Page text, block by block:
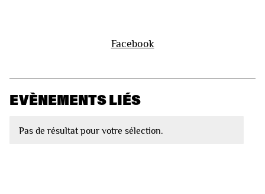
Facebook
EVÈNEMENTS LIÉS
Pas de résultat pour votre sélection.